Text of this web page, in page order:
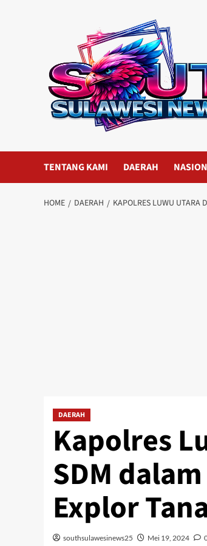
TENTANG KAMI DAERAH
HOME DAERAH KAPOLRES LUWU UTARA
DAERAH
Kapolres
SDM
Explor
southsulawesinews25 Mei 19, 2024